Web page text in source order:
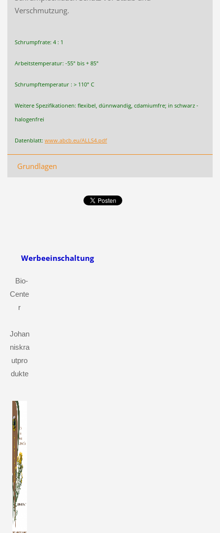
Verschmutzung.
Schrumpfrate: 4 : 1
Arbeitstemperatur: -55° bis + 85°
Schrumpftemperatur : > 110° C
Weitere Spezifikationen: flexibel, dünnwandig, cdamiumfre; in schwarz -
halogenfrei
Datenblatt: www.abcb.eu/ALLS4.pdf
Grundlagen
Werbeeinschaltung
Bio-
Cente
r
Johan
niskra
utpro
dukte